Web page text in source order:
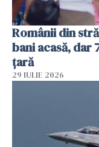
Românii din
bani acasă, dar
țară
29 IULIE 2026